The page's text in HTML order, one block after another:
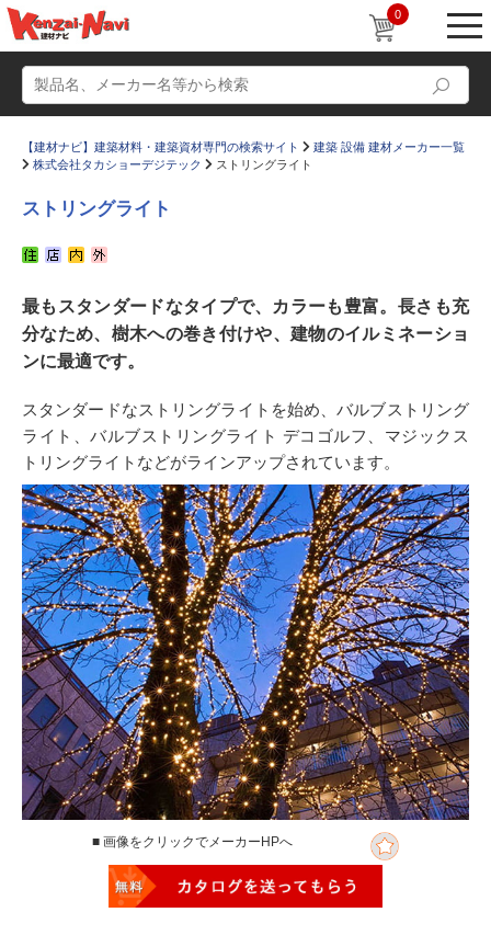
0
かたなび コラム
すまいリング
お気に入り
【建材ナビ】建築材料・建築資材専門の検索サイト
建築 設備 建材メーカー一覧
株式会社タカショーデジテック
ストリングライト
ストリングライト
最もスタンダードなタイプで、カラーも豊富。 長さも充
分なため、樹木への巻き付けや、建物のイルミネーショ
ンに最適です。
スタンダードなストリングライトを始め、バルブストリング
ライト、バルブストリングライト デコゴルフ、マジックス
トリングライトなどがラインアップされています。
■ 画像をクリックでメーカーHPへ